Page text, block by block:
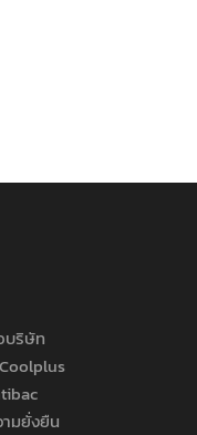
บริษัท
มยั่งยืน